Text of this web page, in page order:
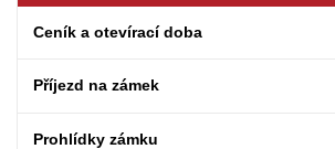
Ceník a otevírací doba
Příjezd na zámek
Prohlídky zámku